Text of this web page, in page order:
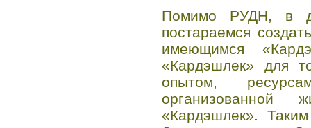
Помимо РУДН, в
постараемся
имеющимся
«Кардэшлек» для
опытом,
организованной
«Кардэшлек».